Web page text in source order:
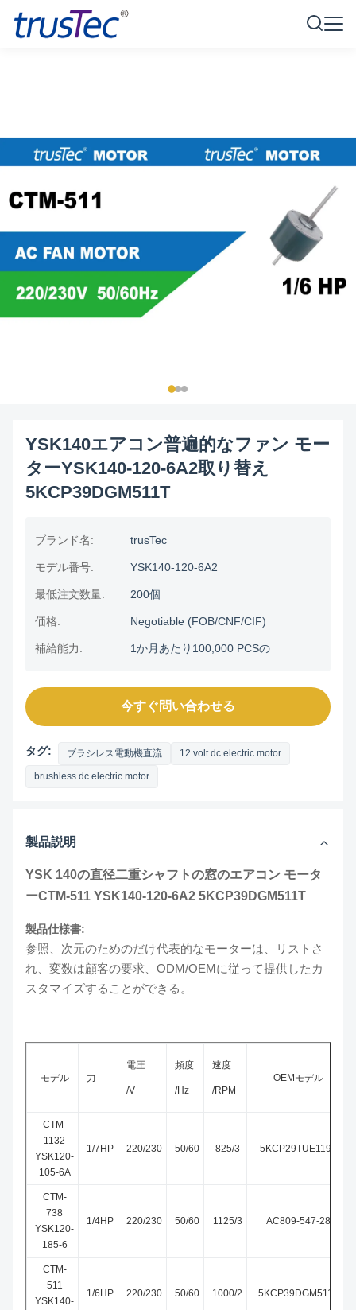
YSK140エアコン普遍的なファン モー
ターYSK140-120-6A2取り替え
5KCP39DGM511T
ブランド名: trusTec
モデル番号: YSK140-120-6A2
最低注文数量: 200個
価格: Negotiable (FOB/CNF/CIF)
補給能力: 1か月あたり100,000 PCSの
今すぐ問い合わせる
タグ: ブラシレス電動機直流 12 volt dc electric motor
brushless dc electric motor
製品説明
YSK 140の直径二重シャフトの窓のエアコン モータ
ーCTM-511 YSK140-120-6A2 5KCP39DGM511T
製品仕様書:
参照、次元のためのだけ代表的なモーターは、リストさ
れ、変数は顧客の要求、ODM/OEMに従って提供したカ
スタマイズすることができる。
モデル 力
電圧
/V
頻度
/Hz
速度
/RPM
OEMモデル
CTM-
1132
YSK120-
105-6A
1/7HP 220/230 50/60 825/3 5KCP29TUE1195
CTM-
738
YSK120-
185-6
1/4HP 220/230 50/60 1125/3 AC809-547-28
CTM-
511
YSK140-
1/6HP 220/230 50/60 1000/2 5KCP39DGM511T